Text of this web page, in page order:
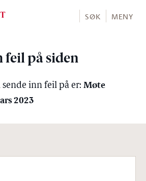
SØK MENY
feil på siden
inn feil på er: Møte
2023